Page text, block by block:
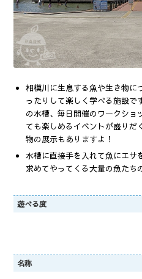
相模川に生息する魚や生き物に
ったりして楽しく学べる施設で
の水槽、毎日開催のワークショ
ても楽しめるイベントが盛りだ
物の展示もありますよ！
水槽に直接手を入れて魚にエサ
求めてやってくる大量の魚たち
遊べる度
名称